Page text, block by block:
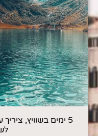
5 ימים בשוויץ,